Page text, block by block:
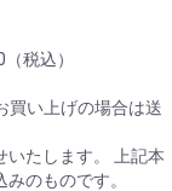
便にて
をいただ
まし
文をいた
しまし
注文をい
税込）
買い上げの場合は送
いたします。 上記本
のものです。